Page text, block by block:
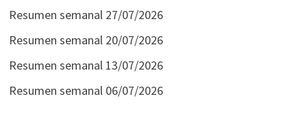
Resumen semanal 27/07/2026
Resumen semanal 20/07/2026
Resumen semanal 13/07/2026
Resumen semanal 06/07/2026